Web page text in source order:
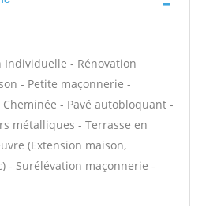
- Rénovation
- Petite maçonnerie -
- Pavé autobloquant -
métalliques - Terrasse en
(Extension maison,
- Surélévation maçonnerie -